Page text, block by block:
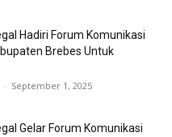
Hadiri Forum Komunikasi
Brebes Untuk
- September 1, 2025
Gelar Forum Komunikasi